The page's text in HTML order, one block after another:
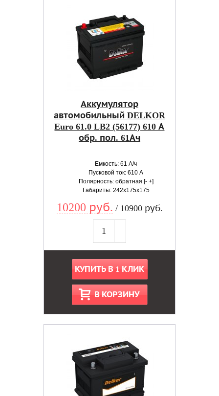
Аккумулятор
автомобильный DELKOR
Euro 61.0 LB2 (56177) 610 А
обр. пол. 61Ач
Емкость: 61 А/ч
Пусковой ток: 610 А
Полярность: обратная [- +]
Габариты: 242x175x175
10200 руб. / 10900 руб.
КУПИТЬ В 1 КЛИК
В КОРЗИНУ